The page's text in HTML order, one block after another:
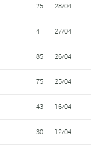
25 28/04
4 27/04
85 26/04
75 25/04
43 16/04
30 12/04